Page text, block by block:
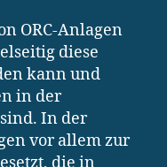
ORC-Anlagen
diese
kann und
in der
In der
vor allem zur